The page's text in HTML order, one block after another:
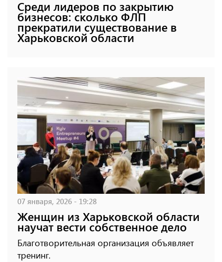
Среди лидеров по закрытию
бизнесов: сколько ФЛП
прекратили существование в
Харьковской области
07 января, 2026 - 19:28
Женщин из Харьковской области
научат вести собственное дело
Благотворительная организация объявляет
тренинг.